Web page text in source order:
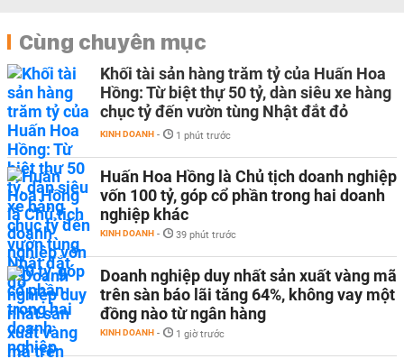
Cùng chuyên mục
Khối tài sản hàng trăm tỷ của Huấn Hoa
Hồng: Từ biệt thự 50 tỷ, dàn siêu xe hàng
chục tỷ đến vườn tùng Nhật đắt đỏ
KINH DOANH - 1 phút trước
Huấn Hoa Hồng là Chủ tịch doanh nghiệp
vốn 100 tỷ, góp cổ phần trong hai doanh
nghiệp khác
KINH DOANH - 39 phút trước
Doanh nghiệp duy nhất sản xuất vàng mã
trên sàn báo lãi tăng 64%, không vay một
đồng nào từ ngân hàng
KINH DOANH - 1 giờ trước